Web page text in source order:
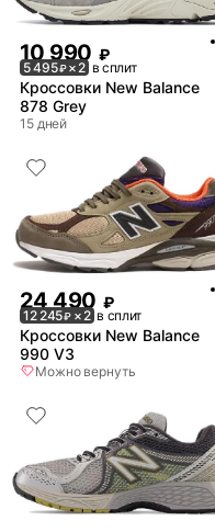
10 990 ₽
5 495₽× 2 в сплит
Кроссовки New Balance
878 Grey
15 дней
24 490 ₽
12 245₽ × 2 в сплит
Кроссовки New Balance
990 V3
Можно вернуть